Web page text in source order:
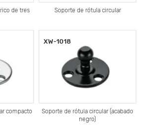
de tres
Soporte de rótula circular
compacto
Soporte de rótula circular (acabado
negro)
XW-1018